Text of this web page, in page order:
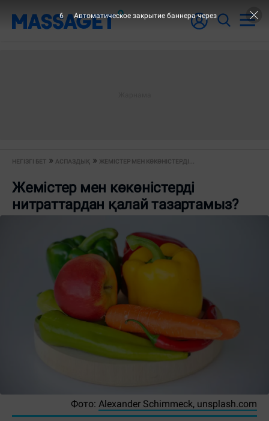
НЕГІЗГІ БЕТ АСПАЗДЫҚ ЖЕМІСТЕР МЕН КӨКӨНІСТЕРДІ...
Жемістер мен көкөністерді
нитраттардан қалай тазартамыз?
Фото: Alexander Schimmeck, unsplash.com
5 Автоматическое закрытие баннера через